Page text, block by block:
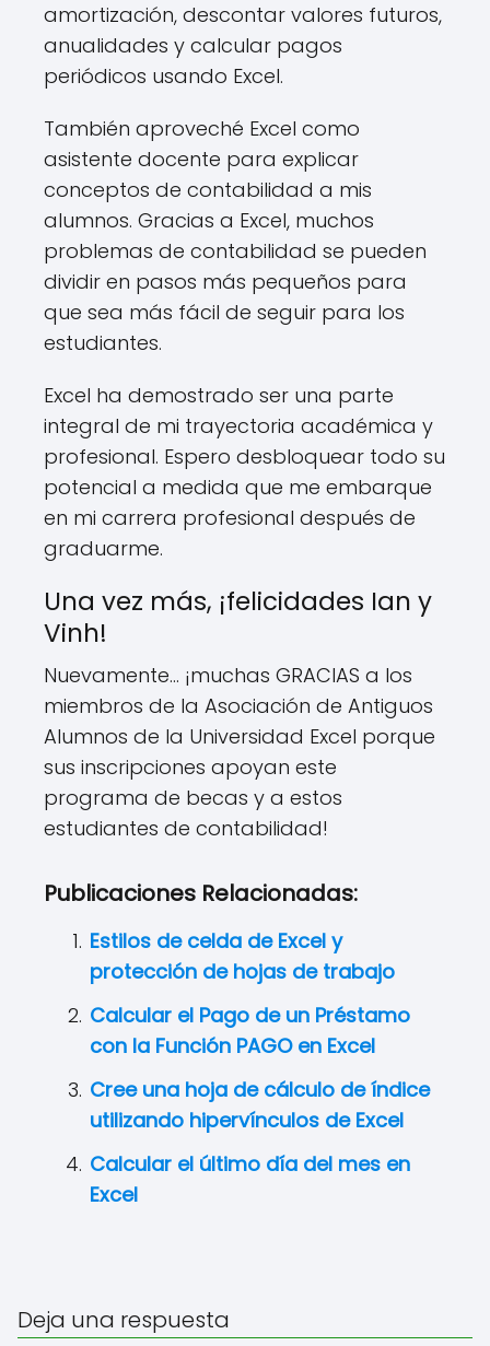
amortización, descontar valores futuros,
anualidades y calcular pagos
periódicos usando Excel.
También aproveché Excel como
asistente docente para explicar
conceptos de contabilidad a mis
alumnos. Gracias a Excel, muchos
problemas de contabilidad se pueden
dividir en pasos más pequeños para
que sea más fácil de seguir para los
estudiantes.
Excel ha demostrado ser una parte
integral de mi trayectoria académica y
profesional. Espero desbloquear todo su
potencial a medida que me embarque
en mi carrera profesional después de
graduarme.
Una vez más, ¡felicidades Ian y
Vinh!
Nuevamente… ¡muchas GRACIAS a los
miembros de la Asociación de Antiguos
Alumnos de la Universidad Excel porque
sus inscripciones apoyan este
programa de becas y a estos
estudiantes de contabilidad!
Publicaciones Relacionadas:
Estilos de celda de Excel y
protección de hojas de trabajo
Calcular el Pago de un Préstamo
con la Función PAGO en Excel
Cree una hoja de cálculo de índice
utilizando hipervínculos de Excel
Calcular el último día del mes en
Excel
Deja una respuesta